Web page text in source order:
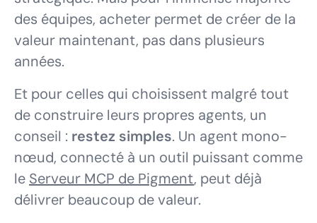
des équipes, acheter permet de créer de la
valeur maintenant, pas dans plusieurs
années.
Et pour celles qui choisissent malgré tout
de construire leurs propres agents, un
conseil : restez simples. Un agent mono-
nœud, connecté à un outil puissant comme
le Serveur MCP de Pigment, peut déjà
délivrer beaucoup de valeur.